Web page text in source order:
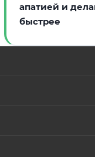
апатией и
быстрее